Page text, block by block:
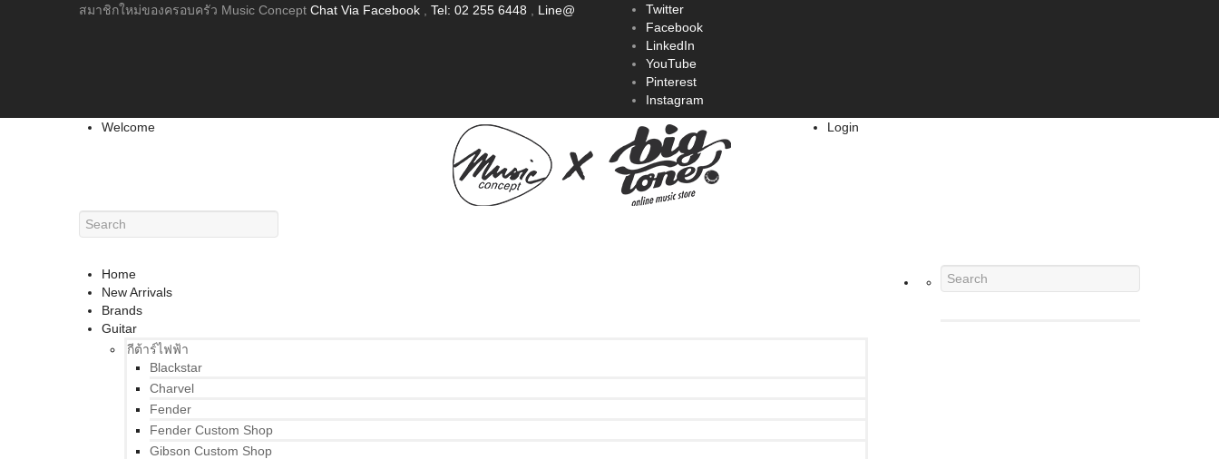
สมาชิกใหม่ของครอบครัว Music Concept Chat Via Facebook Tel: 02 255 6448 Line@
Twitter
Facebook
LinkedIn
YouTube
Pinterest
Instagram
Welcome
Login
Home
New Arrivals
Brands
Guitar
กีต้าร์ไฟฟ้า
Blackstar
Charvel
Fender
Fender Custom Shop
Gibson Custom Shop